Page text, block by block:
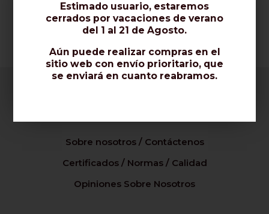
Sobre nosotros / Contáctenos
Certificados / Normas / Calidad
Opiniones Sobre Nosotros
Estimado usuario, estaremos
cerrados por vacaciones de verano
del 1 al 21 de Agosto.
Aún puede realizar compras en el
sitio web con envío prioritario, que
se enviará en cuanto reabramos.